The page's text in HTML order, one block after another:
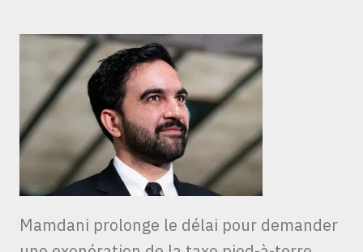
Mamdani prolonge le délai pour demander